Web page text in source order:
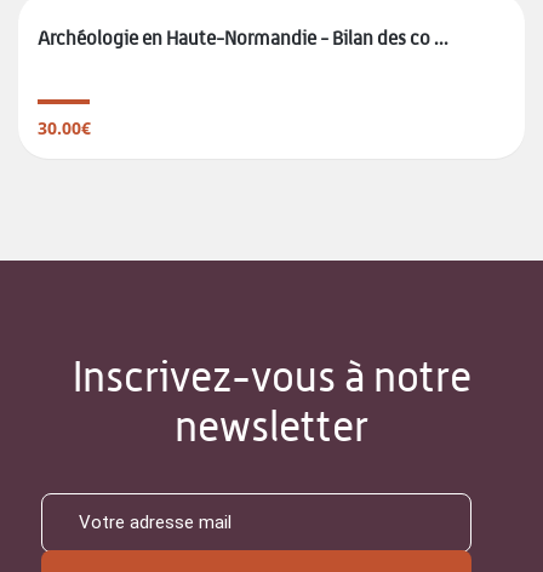
Archéologie en Haute-Normandie - Bilan des co ...
30.00€
Inscrivez-vous à notre
newsletter